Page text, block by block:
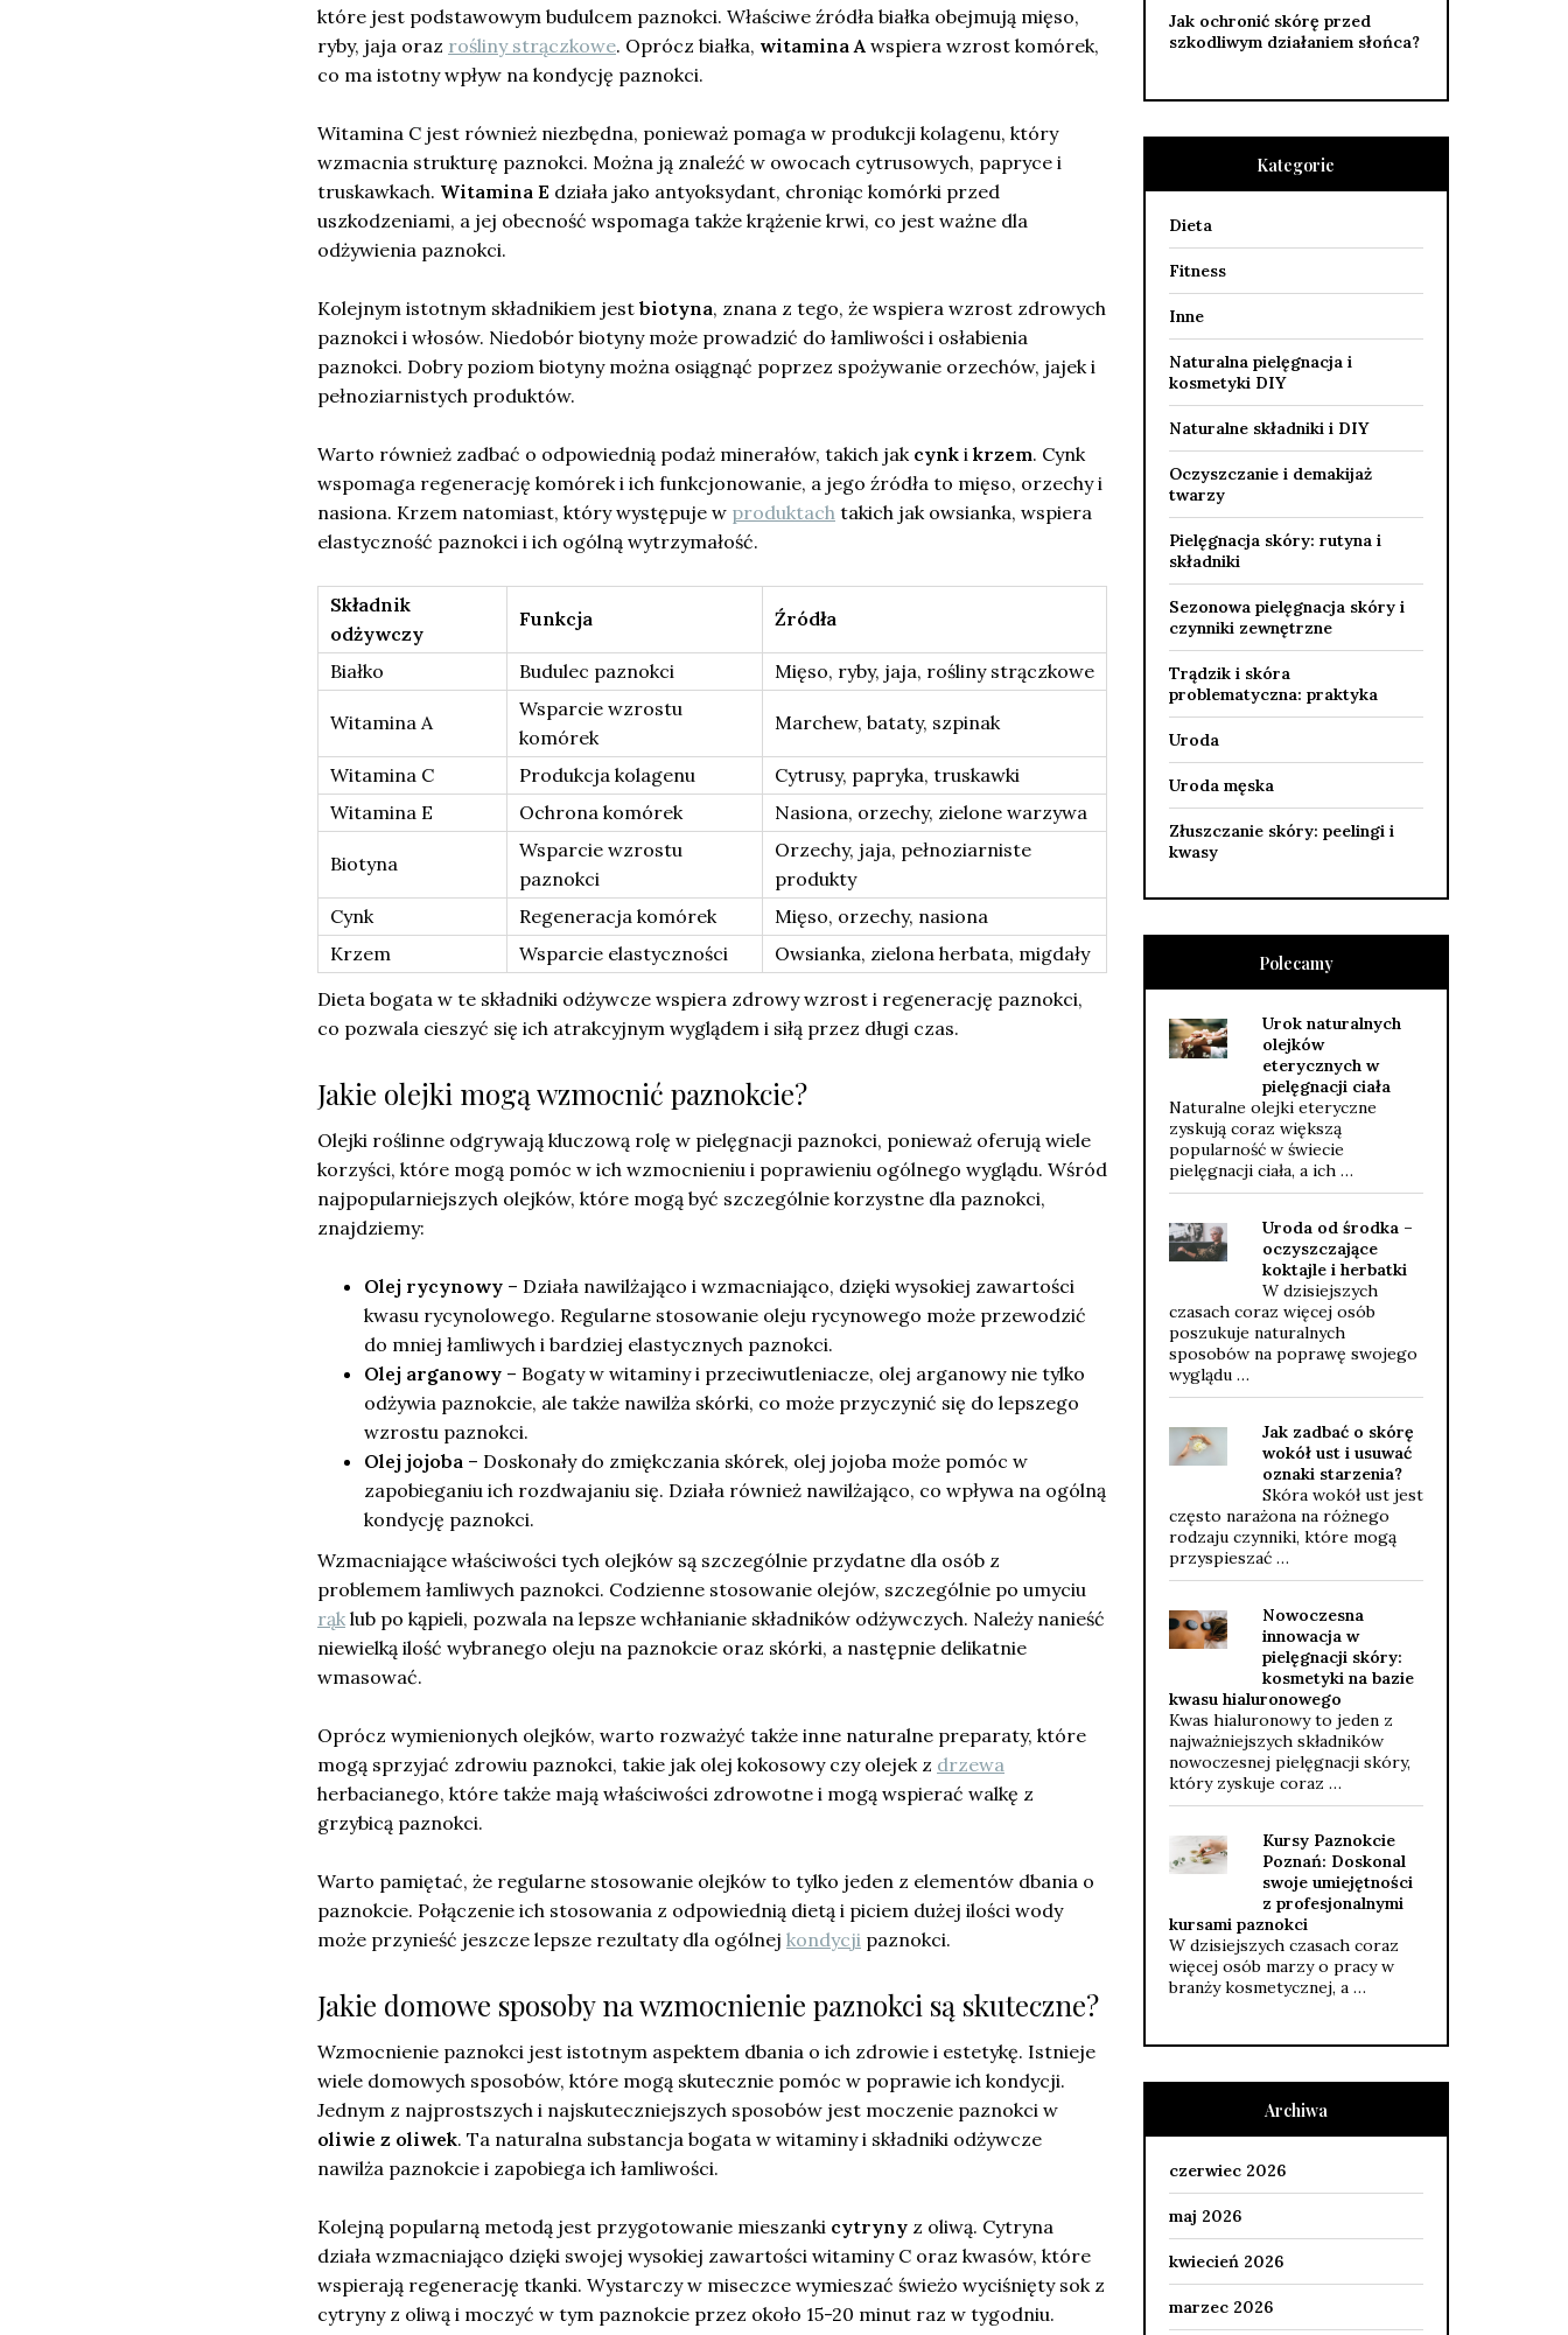
które jest podstawowym budulcem paznokci. Właściwe źródła białka obejmują mięso,
ryby, jaja oraz rośliny strączkowe. Oprócz białka, witamina A wspiera wzrost komórek,
co ma istotny wpływ na kondycję paznokci.
Witamina C jest również niezbędna, ponieważ pomaga w produkcji kolagenu, który
wzmacnia strukturę paznokci. Można ją znaleźć w owocach cytrusowych, papryce i
truskawkach. Witamina E działa jako antyoksydant, chroniąc komórki przed
uszkodzeniami, a jej obecność wspomaga także krążenie krwi, co jest ważne dla
odżywienia paznokci.
Kolejnym istotnym składnikiem jest biotyna, znana z tego, że wspiera wzrost zdrowych
paznokci i włosów. Niedobór biotyny może prowadzić do łamliwości i osłabienia
paznokci. Dobry poziom biotyny można osiągnąć poprzez spożywanie orzechów, jajek i
pełnoziarnistych produktów.
Warto również zadbać o odpowiednią podaż minerałów, takich jak cynk i krzem. Cynk
wspomaga regenerację komórek i ich funkcjonowanie, a jego źródła to mięso, orzechy i
nasiona. Krzem natomiast, który występuje w produktach takich jak owsianka, wspiera
elastyczność paznokci i ich ogólną wytrzymałość.
Składnik
odżywczy
Funkcja Źródła
Białko Budulec paznokci Mięso, ryby, jaja, rośliny strączkowe
Witamina A
Wsparcie wzrostu
komórek
Marchew, bataty, szpinak
Witamina C Produkcja kolagenu
Cytrusy, papryka, truskawki
Witamina E
Ochrona komórek Nasiona, orzechy, zielone warzywa
Biotyna
Wsparcie wzrostu
paznokci
Orzechy, jaja, pełnoziarniste
produkty
Cynk
Regeneracja komórek
Mięso, orzechy, nasiona
Krzem
Wsparcie elastyczności
Owsianka, zielona herbata, migdały
Dieta bogata w te składniki odżywcze wspiera zdrowy wzrost i regenerację paznokci,
co pozwala cieszyć się ich atrakcyjnym wyglądem i siłą przez długi czas.
Jakie olejki mogą wzmocnić paznokcie?
Olejki roślinne odgrywają kluczową rolę w pielęgnacji paznokci, ponieważ oferują wiele
korzyści, które mogą pomóc w ich wzmocnieniu i poprawieniu ogólnego wyglądu. Wśród
najpopularniejszych olejków, które mogą być szczególnie korzystne dla paznokci,
znajdziemy:
Olej rycynowy – Działa nawilżająco i wzmacniająco, dzięki wysokiej zawartości
kwasu rycynolowego. Regularne stosowanie oleju rycynowego może przewodzić
do mniej łamliwych i bardziej elastycznych paznokci.
Olej arganowy – Bogaty w witaminy i przeciwutleniacze, olej arganowy nie tylko
odżywia paznokcie, ale także nawilża skórki, co może przyczynić się do lepszego
wzrostu paznokci.
Olej jojoba – Doskonały do zmiękczania skórek, olej jojoba może pomóc w
zapobieganiu ich rozdwajaniu się. Działa również nawilżająco, co wpływa na ogólną
kondycję paznokci.
Wzmacniające właściwości tych olejków są szczególnie przydatne dla osób z
problemem łamliwych paznokci. Codzienne stosowanie olejów, szczególnie po umyciu
rąk lub po kąpieli, pozwala na lepsze wchłanianie składników odżywczych. Należy nanieść
niewielką ilość wybranego oleju na paznokcie oraz skórki, a następnie delikatnie
wmasować.
Oprócz wymienionych olejków, warto rozważyć także inne naturalne preparaty, które
mogą sprzyjać zdrowiu paznokci, takie jak olej kokosowy czy olejek z drzewa
herbacianego, które także mają właściwości zdrowotne i mogą wspierać walkę z
grzybicą paznokci.
Warto pamiętać, że regularne stosowanie olejków to tylko jeden z elementów dbania o
paznokcie. Połączenie ich stosowania z odpowiednią dietą i piciem dużej ilości wody
może przynieść jeszcze lepsze rezultaty dla ogólnej kondycji paznokci.
Jakie domowe sposoby na wzmocnienie paznokci są skuteczne?
Wzmocnienie paznokci jest istotnym aspektem dbania o ich zdrowie i estetykę. Istnieje
wiele domowych sposobów, które mogą skutecznie pomóc w poprawie ich kondycji.
Jednym z najprostszych i najskuteczniejszych sposobów jest moczenie paznokci w
oliwie z oliwek. Ta naturalna substancja bogata w witaminy i składniki odżywcze
nawilża paznokcie i zapobiega ich łamliwości.
Kolejną popularną metodą jest przygotowanie mieszanki cytryny z oliwą. Cytryna
działa wzmacniająco dzięki swojej wysokiej zawartości witaminy C oraz kwasów, które
wspierają regenerację tkanki. Wystarczy w miseczce wymieszać świeżo wyciśnięty sok z
cytryny z oliwą i moczyć w tym paznokcie przez około 15-20 minut raz w tygodniu.
Jak ochronić skórę przed
szkodliwym działaniem słońca?
Kategorie
Dieta
Fitness
Inne
Naturalna pielęgnacja i
kosmetyki DIY
Naturalne składniki i DIY
Oczyszczanie i demakijaż
twarzy
Pielęgnacja skóry: rutyna i
składniki
Sezonowa pielęgnacja skóry i
czynniki zewnętrzne
Trądzik i skóra
problematyczna: praktyka
Uroda
Uroda męska
Złuszczanie skóry: peelingi i
kwasy
Polecamy
Urok naturalnych
olejków
eterycznych w
pielęgnacji ciała
Naturalne olejki eteryczne
zyskują coraz większą
popularność w świecie
pielęgnacji ciała, a ich …
Uroda od środka –
oczyszczające
koktajle i herbatki
W dzisiejszych
czasach coraz więcej osób
poszukuje naturalnych
sposobów na poprawę swojego
wyglądu …
Jak zadbać o skórę
wokół ust i usuwać
oznaki starzenia?
Skóra wokół ust jest
często narażona na różnego
rodzaju czynniki, które mogą
przyspieszać …
Nowoczesna
innowacja w
pielęgnacji skóry:
kosmetyki na bazie
kwasu hialuronowego
Kwas hialuronowy to jeden z
najważniejszych składników
nowoczesnej pielęgnacji skóry,
który zyskuje coraz …
Kursy Paznokcie
Poznań: Doskonal
swoje umiejętności
z profesjonalnymi
kursami paznokci
W dzisiejszych czasach coraz
więcej osób marzy o pracy w
branży kosmetycznej, a …
Archiwa
czerwiec 2026
maj 2026
kwiecień 2026
marzec 2026